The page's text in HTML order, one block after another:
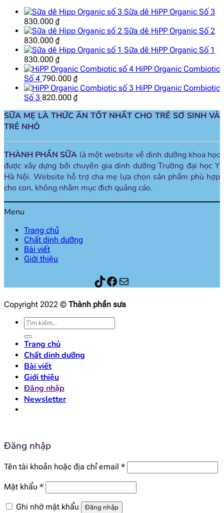
Sữa dê HiPP Organic Số 3
830.000 ₫
Sữa dê HiPP Organic Số 2
830.000 ₫
Sữa dê HiPP Organic Số 1
830.000 ₫
HiPP Organic Combiotic
Số 4 790.000 ₫
HiPP Organic Combiotic
Số 3 820.000 ₫
SỮA MẸ LÀ THỨC ĂN TỐT NHẤT CHO TRẺ SƠ SINH VÀ
TRẺ NHỎ
THÀNH PHẦN SỮA là một website về dinh dưỡng khoa học
được xây dựng bởi chuyên gia dinh dưỡng Trường đại học Y
Hà Nội. Website hỗ trợ cha mẹ lựa chọn sản phẩm phù hợp
cho con, không nhằm mục đich quảng cáo.
Menu
Trang chủ
Chất dinh dưỡng
Bài viết
Giới thiệu
Thành phần sữaFacebook
Mail
Copyright 2022 © Thành phần sưa
Tìm
kiếm:
Trang chủ
Chất dinh dưỡng
Bài viết
Giới thiệu
Đăng nhập
Newsletter
Đăng nhập
Tên tài khoản hoặc địa chỉ email *Bắt
buộc
Mật khẩu *Bắt
buộc
Ghi nhớ mật khẩu
Đăng nhập